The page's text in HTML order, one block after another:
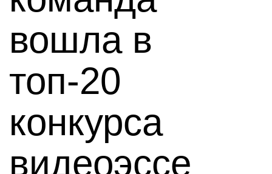
вошла в
топ-20
конкурса
видеоэссе